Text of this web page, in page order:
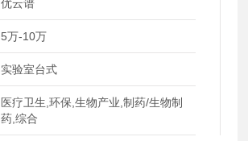
优云谱
5万-10万
实验室台式
医疗卫生,环保,生物产业,制药/生物制
药,综合